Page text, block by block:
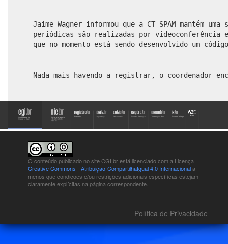
Jaime Wagner informou que a CT-SPAM mantém
periódicas são realizadas por videoconferência
que no momento está sendo desenvolvido um
Nada mais havendo a registrar, o coordenador
O conteúdo publicado no site CGI.br está licenciado com a Licença
Creative Commons - Atribuição-CompartilhaIgual 4.0 Internacionala
menos que condições e/ou restrições adicionais específicas estejam
claramente explícitas na página correspondente.
Política de Privacidade